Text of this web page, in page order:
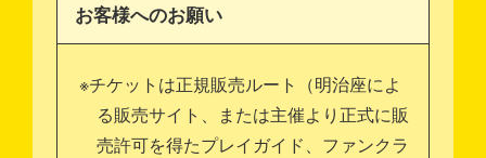
お客様へのお願い
※チケットは正規販売ルート（明治座によ
る販売サイト、または主催より正式に販
売許可を得たプレイガイド、ファンクラ